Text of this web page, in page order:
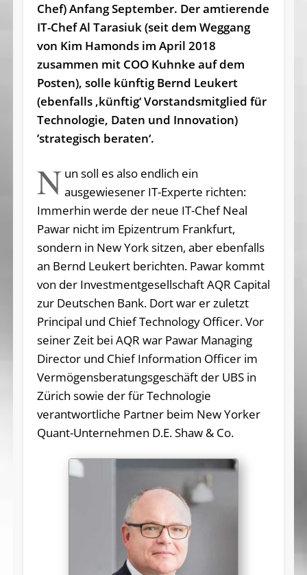
Chef) Anfang September. Der amtierende
IT-Chef Al Tarasiuk (seit dem Weggang
von Kim Hamonds im April 2018
zusammen mit COO Kuhnke auf dem
Posten), solle künftig Bernd Leukert
(ebenfalls ‚künftig‘ Vorstandsmitglied für
Technologie, Daten und Innovation)
’strategisch beraten‘.
N un soll es also endlich ein
ausgewiesener IT-Experte richten:
Immerhin werde der neue IT-Chef Neal
Pawar nicht im Epizentrum Frankfurt,
sondern in New York sitzen, aber ebenfalls
an Bernd Leukert berichten. Pawar kommt
von der Investmentgesellschaft AQR Capital
zur Deutschen Bank. Dort war er zuletzt
Principal und Chief Technology Officer. Vor
seiner Zeit bei AQR war Pawar Managing
Director und Chief Information Officer im
Vermögensberatungsgeschäft der UBS in
Zürich sowie der für Technologie
verantwortliche Partner beim New Yorker
Quant-Unternehmen D.E. Shaw & Co.